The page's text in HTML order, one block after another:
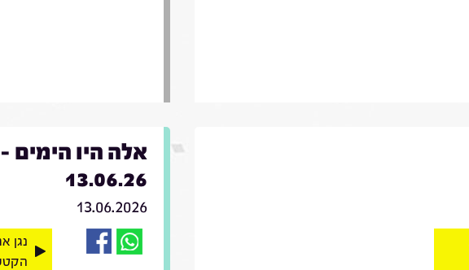
אלה היו הימים -
13.06.26
13.06.2026
נגן